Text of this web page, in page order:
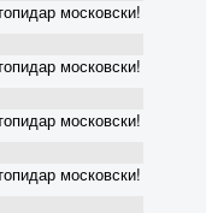
московски!
московски!
московски!
московски!